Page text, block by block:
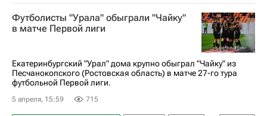
Первая лига
Иван Тимошенко
Родина (Москва)
Факел
Футболисты "Урала" обыграли "Чайку"
в матче Первой лиги
Екатеринбургский "Урал" дома крупно обыграл "Чайку" из
Песчанокопского (Ростовская область) в матче 27-го тура
футбольной Первой лиги.
5 апреля, 15:59 715